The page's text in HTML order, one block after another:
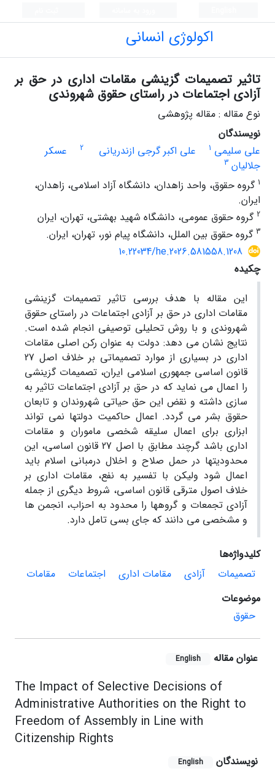
اکولوژی انسانی
تاثیر تصمیمات گزینشی مقامات اداری در حق بر
آزادی اجتماعات در راستای حقوق شهروندی
نوع مقاله : مقاله پژوهشی
نویسندگان
علی سلیمی 1 علی اکبر گرجی ازندریانی 2
عسکر
جلالیان 3
1 گروه حقوق، واحد زاهدان، دانشگاه آزاد اسلامی، زاهدان،
ایران.
2 گروه حقوق عمومی، دانشگاه شهید بهشتی، تهران، ایران
3 گروه حقوق بین الملل، دانشگاه پیام نور، تهران، ایران.
10.22034/he.2026.581558.1208
چکیده
این مقاله با هدف بررسی تاثیر تصمیمات گزینشی
مقامات اداری در حق بر آزادی اجتماعات در راستای حقوق
شهروندی و با روش تحلیلی توصیفی انجام شده است.
نتایج نشان می دهد: دولت به عنوان رکن اصلی مقامات
اداری در بسیاری از موارد تصمیماتی بر خلاف اصل 27
قانون اساسی جمهوری اسلامی ایران، تصمیمات گزینشی
را اعمال می نماید که در حق بر آزادی اجتماعات تاثیر به
سازی داشته و نقض این حق حیاتی شهروندان و تابعان
حقوق بشر می گردد. اعمال حاکمیت دولتها نمی تواند
ابزاری برای اعمال سلیقه شخصی ماموران و مقامات
اداری باشد گرچند مطابق با اصل 27 قانون اساسی، این
محدودیتها در حمل صلاح و اخلال درمبانی اسلام باید
اعمال شود ولیکن با تفسیر به نفع، مقامات اداری بر
خلاف اصول مترقی قانون اساسی، شروط دیگری از جمله
آزادی تجمعات و گروهها را محدود به احزاب، انجمن ها
و مشخصی می دانند که جای بسی تامل دارد.
کلیدواژه‌ها
تصمیمات
آزادی مقامات اداری اجتماعات
مقامات
موضوعات
حقوق
عنوان مقاله English
The Impact of Selective Decisions of
Administrative Authorities on the Right to
Freedom of Assembly in Line with
Citizenship Rights
نویسندگان English